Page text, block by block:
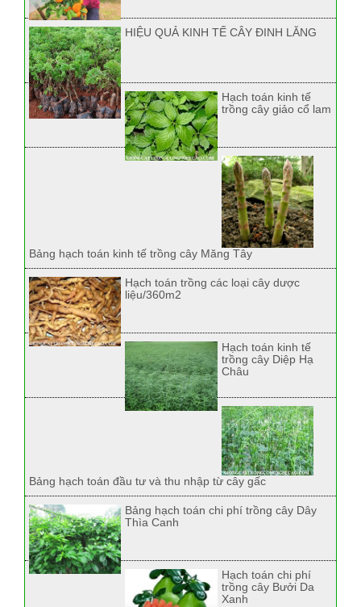
HIỆU QUẢ KINH TẾ CÂY ĐINH LĂNG
Hạch toán kinh tế
trồng cây giảo cổ lam
Bảng hạch toán kinh tế trồng cây Măng Tây
Hạch toán trồng các loại cây dược
liệu/360m2
Hạch toán kinh tế
trồng cây Diệp Hạ
Châu
Bảng hạch toán đầu tư và thu nhập từ cây gấc
Bảng hạch toán chi phí trồng cây Dây
Thìa Canh
Hạch toán chi phí
trồng cây Bưởi Da
Xanh